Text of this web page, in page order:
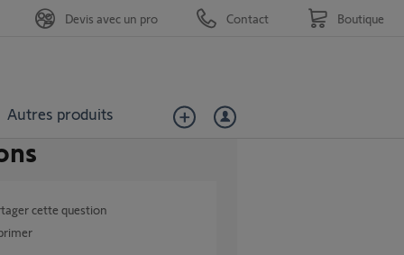
Autres produits
Devis avec un pro Contact Boutique
cette question